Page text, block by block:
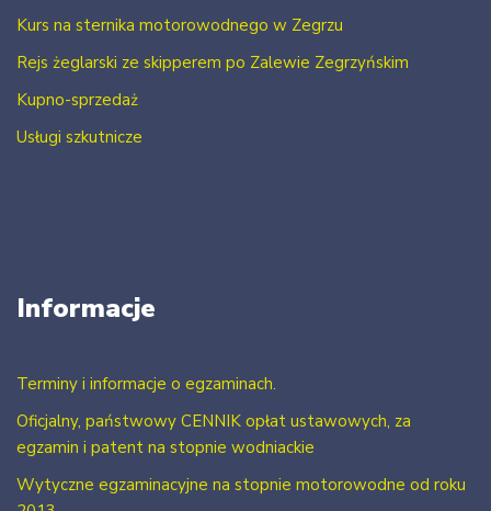
Kurs na sternika motorowodnego w Zegrzu
Rejs żeglarski ze skipperem po Zalewie Zegrzyńskim
Kupno-sprzedaż
Usługi szkutnicze
Informacje
Terminy i informacje o egzaminach.
Oficjalny, państwowy CENNIK opłat ustawowych, za
egzamin i patent na stopnie wodniackie
Wytyczne egzaminacyjne na stopnie motorowodne od roku